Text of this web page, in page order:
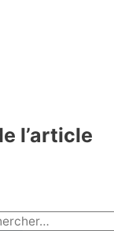
l’article